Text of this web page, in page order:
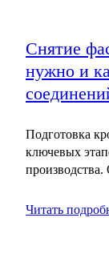
Снятие
нужно и
Подготовка
ключевых
Читать